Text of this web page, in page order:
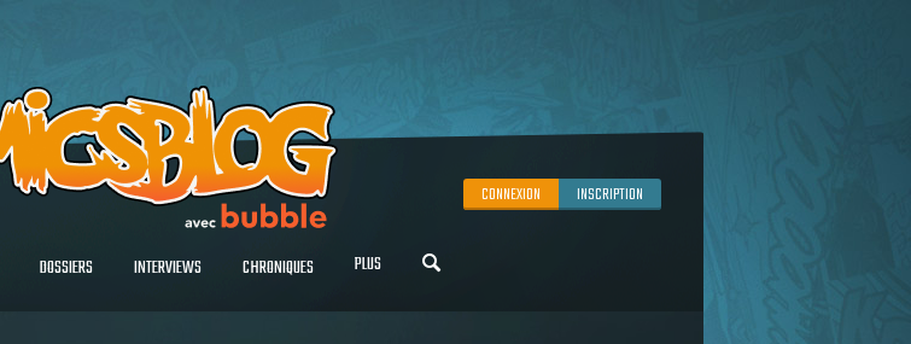
CONNEXION INSCRIPTION
DOSSIERS INTERVIEWS CHRONIQUES PLUS